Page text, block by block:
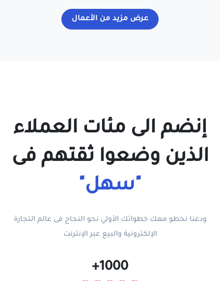
عرض مزيد من الأعمال
إنضم الى مئات العملاء
الذين وضعوا ثقتهم فى
"سهل"
ودعنا نخطو معك خطواتك الأولي نحو النجاح فى عالم التجارة
الإلكترونية والبيع عبر الإنترنت
1000
+